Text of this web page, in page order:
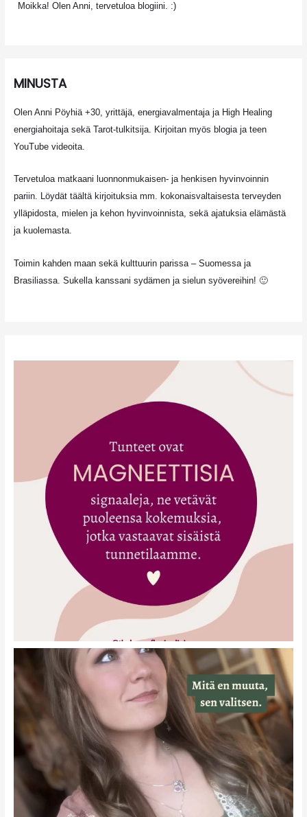
Moikka! Olen Anni, tervetuloa blogiini. :)
MINUSTA
Olen Anni Pöyhiä +30, yrittäjä, energiavalmentaja ja High Healing
energiahoitaja sekä Tarot-tulkitsija. Kirjoitan myös blogia ja teen
YouTube videoita.
Tervetuloa matkaani luonnonmukaisen- ja henkisen hyvinvoinnin
pariin. Löydät täältä kirjoituksia mm. kokonaisvaltaisesta terveyden
ylläpidosta, mielen ja kehon hyvinvoinnista, sekä ajatuksia elämästä
ja kuolemasta.
Toimin kahden maan sekä kulttuurin parissa – Suomessa ja
Brasiliassa. Sukella kanssani sydämen ja sielun syövereihin! 🙂